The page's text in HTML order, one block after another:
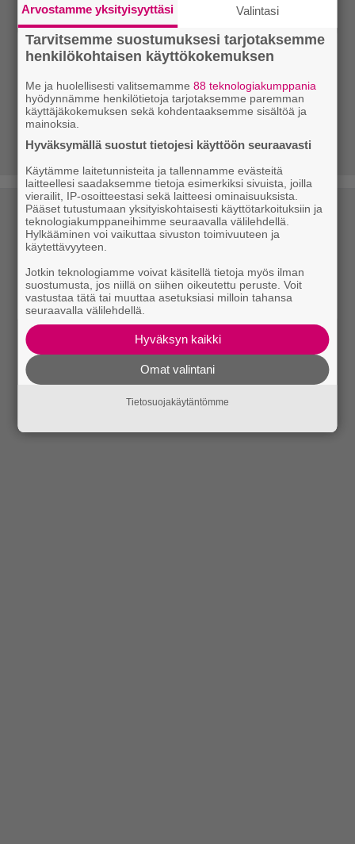
Arvostamme yksityisyyttäsi Valintasi
Tarvitsemme suostumuksesi tarjotaksemme
henkilökohtaisen käyttökokemuksen
Me ja huolellisesti valitsemamme88 teknologiakumppania
hyödynnämme henkilötietoja tarjotaksemme paremman
käyttäjäkokemuksen sekä kohdentaaksemme sisältöä ja
mainoksia.
Hyväksymällä suostut tietojesi käyttöön seuraavasti
Käytämme laitetunnisteita ja tallennamme evästeitä
laitteellesi saadaksemme tietoja esimerkiksi sivuista, joilla
vierailit, IP-osoitteestasi sekä laitteesi ominaisuuksista.
Pääset tutustumaan yksityiskohtaisesti käyttötarkoituksiin ja
teknologiakumppaneihimme seuraavalla välilehdellä.
Hylkääminen voi vaikuttaa sivuston toimivuuteen ja
käytettävyyteen.
Jotkin teknologiamme voivat käsitellä tietoja myös ilman
suostumusta, jos niillä on siihen oikeutettu peruste. Voit
vastustaa tätä tai muuttaa asetuksiasi milloin tahansa
seuraavalla välilehdellä.
Hyväksyn kaikki
Omat valintani
Tietosuojakäytäntömme